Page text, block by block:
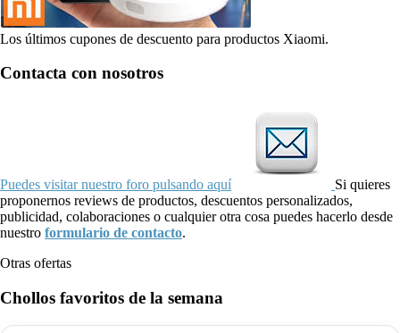
Los últimos cupones de descuento para productos Xiaomi.
Contacta con nosotros
Puedes visitar nuestro foro pulsando aquí
Si quieres
proponernos reviews de productos, descuentos personalizados,
publicidad, colaboraciones o cualquier otra cosa puedes hacerlo desde
nuestro formulario de contacto.
Otras ofertas
Chollos favoritos de la semana